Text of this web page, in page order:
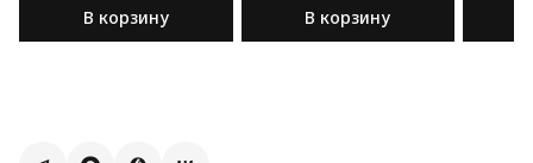
В корзину В корзину